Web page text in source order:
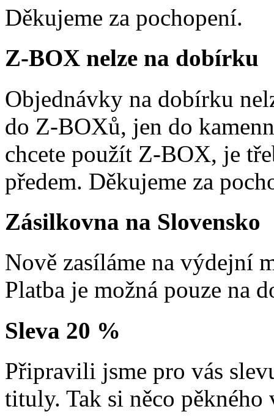
Děkujeme za pochopení.
Z-BOX nelze na dobírku
Objednávky na dobírku
do Z-BOXů, jen do
chcete použít Z-BOX, je
předem. Děkujeme za
Zásilkovna na Slovensko
Nově zasíláme na výdejní
Platba je možná pouze na
Sleva 20 %
Připravili jsme pro vás
tituly. Tak si něco pěkného